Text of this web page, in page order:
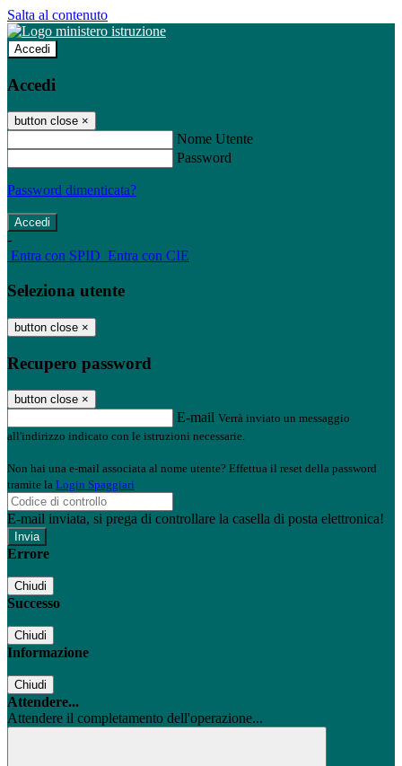
Salta al contenuto
Accedi
Accedi
button close ×
Nome Utente
Password
Password dimenticata?
-
Entra con SPID Entra con CIE
Seleziona utente
button close ×
Recupero password
button close ×
E-mail Verrà inviato un messaggio
all'indirizzo indicato con le istruzioni necessarie.
Non hai una e-mail associata al nome utente? Effettua il reset della password
tramite la Login Spaggiari
E-mail inviata, si prega di controllare la casella di posta elettronica!
Errore
Chiudi
Successo
Chiudi
Informazione
Chiudi
Attendere...
Attendere il completamento dell'operazione...